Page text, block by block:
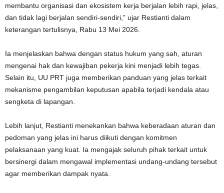
membantu organisasi dan ekosistem kerja berjalan lebih rapi, jelas,
dan tidak lagi berjalan sendiri-sendiri,” ujar Restianti dalam
keterangan tertulisnya, Rabu 13 Mei 2026.
Ia menjelaskan bahwa dengan status hukum yang sah, aturan
mengenai hak dan kewajiban pekerja kini menjadi lebih tegas.
Selain itu, UU PRT juga memberikan panduan yang jelas terkait
mekanisme pengambilan keputusan apabila terjadi kendala atau
sengketa di lapangan.
Lebih lanjut, Restianti menekankan bahwa keberadaan aturan dan
pedoman yang jelas ini harus diikuti dengan komitmen
pelaksanaan yang kuat. Ia mengajak seluruh pihak terkait untuk
bersinergi dalam mengawal implementasi undang-undang tersebut
agar memberikan dampak nyata.